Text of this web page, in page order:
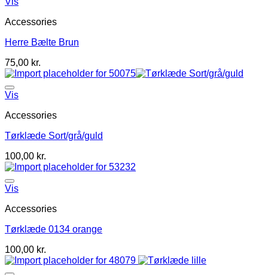
Accessories
Herre Bælte Brun
75,00 kr.
Vis
Accessories
Tørklæde Sort/grå/guld
100,00 kr.
Vis
Accessories
Tørklæde 0134 orange
100,00 kr.